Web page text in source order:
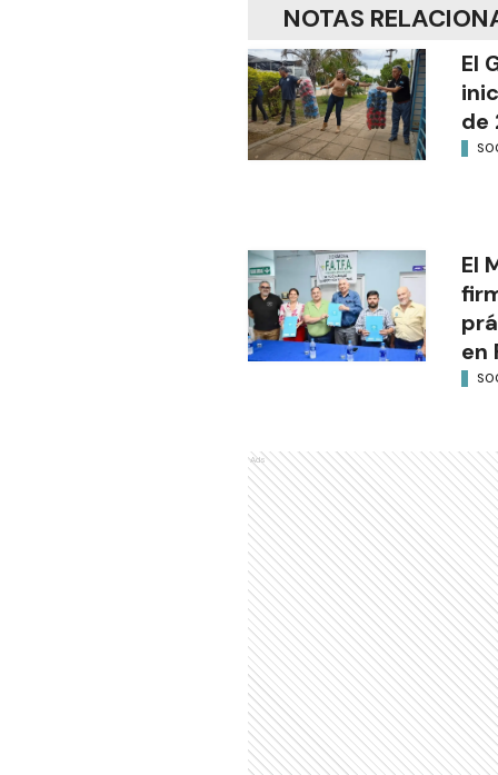
NOTAS
El
de
El
en
Ads